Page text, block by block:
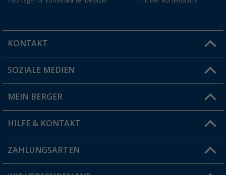
KONTAKT
Du hast eine Frage?
Filiale finden
SOZIALE MEDIEN
MEIN BERGER
Vorteilskarte
Blog
HILFE & KONTAKT
FAQ & Kontakt
Versandinformationen
ZAHLUNGSARTEN